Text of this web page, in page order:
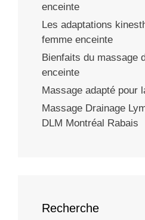
enceinte
Les adaptations
femme enceinte
Bienfaits du massage
enceinte
Massage adapté pour
Massage Drainage
DLM Montréal Rabais
Recherche